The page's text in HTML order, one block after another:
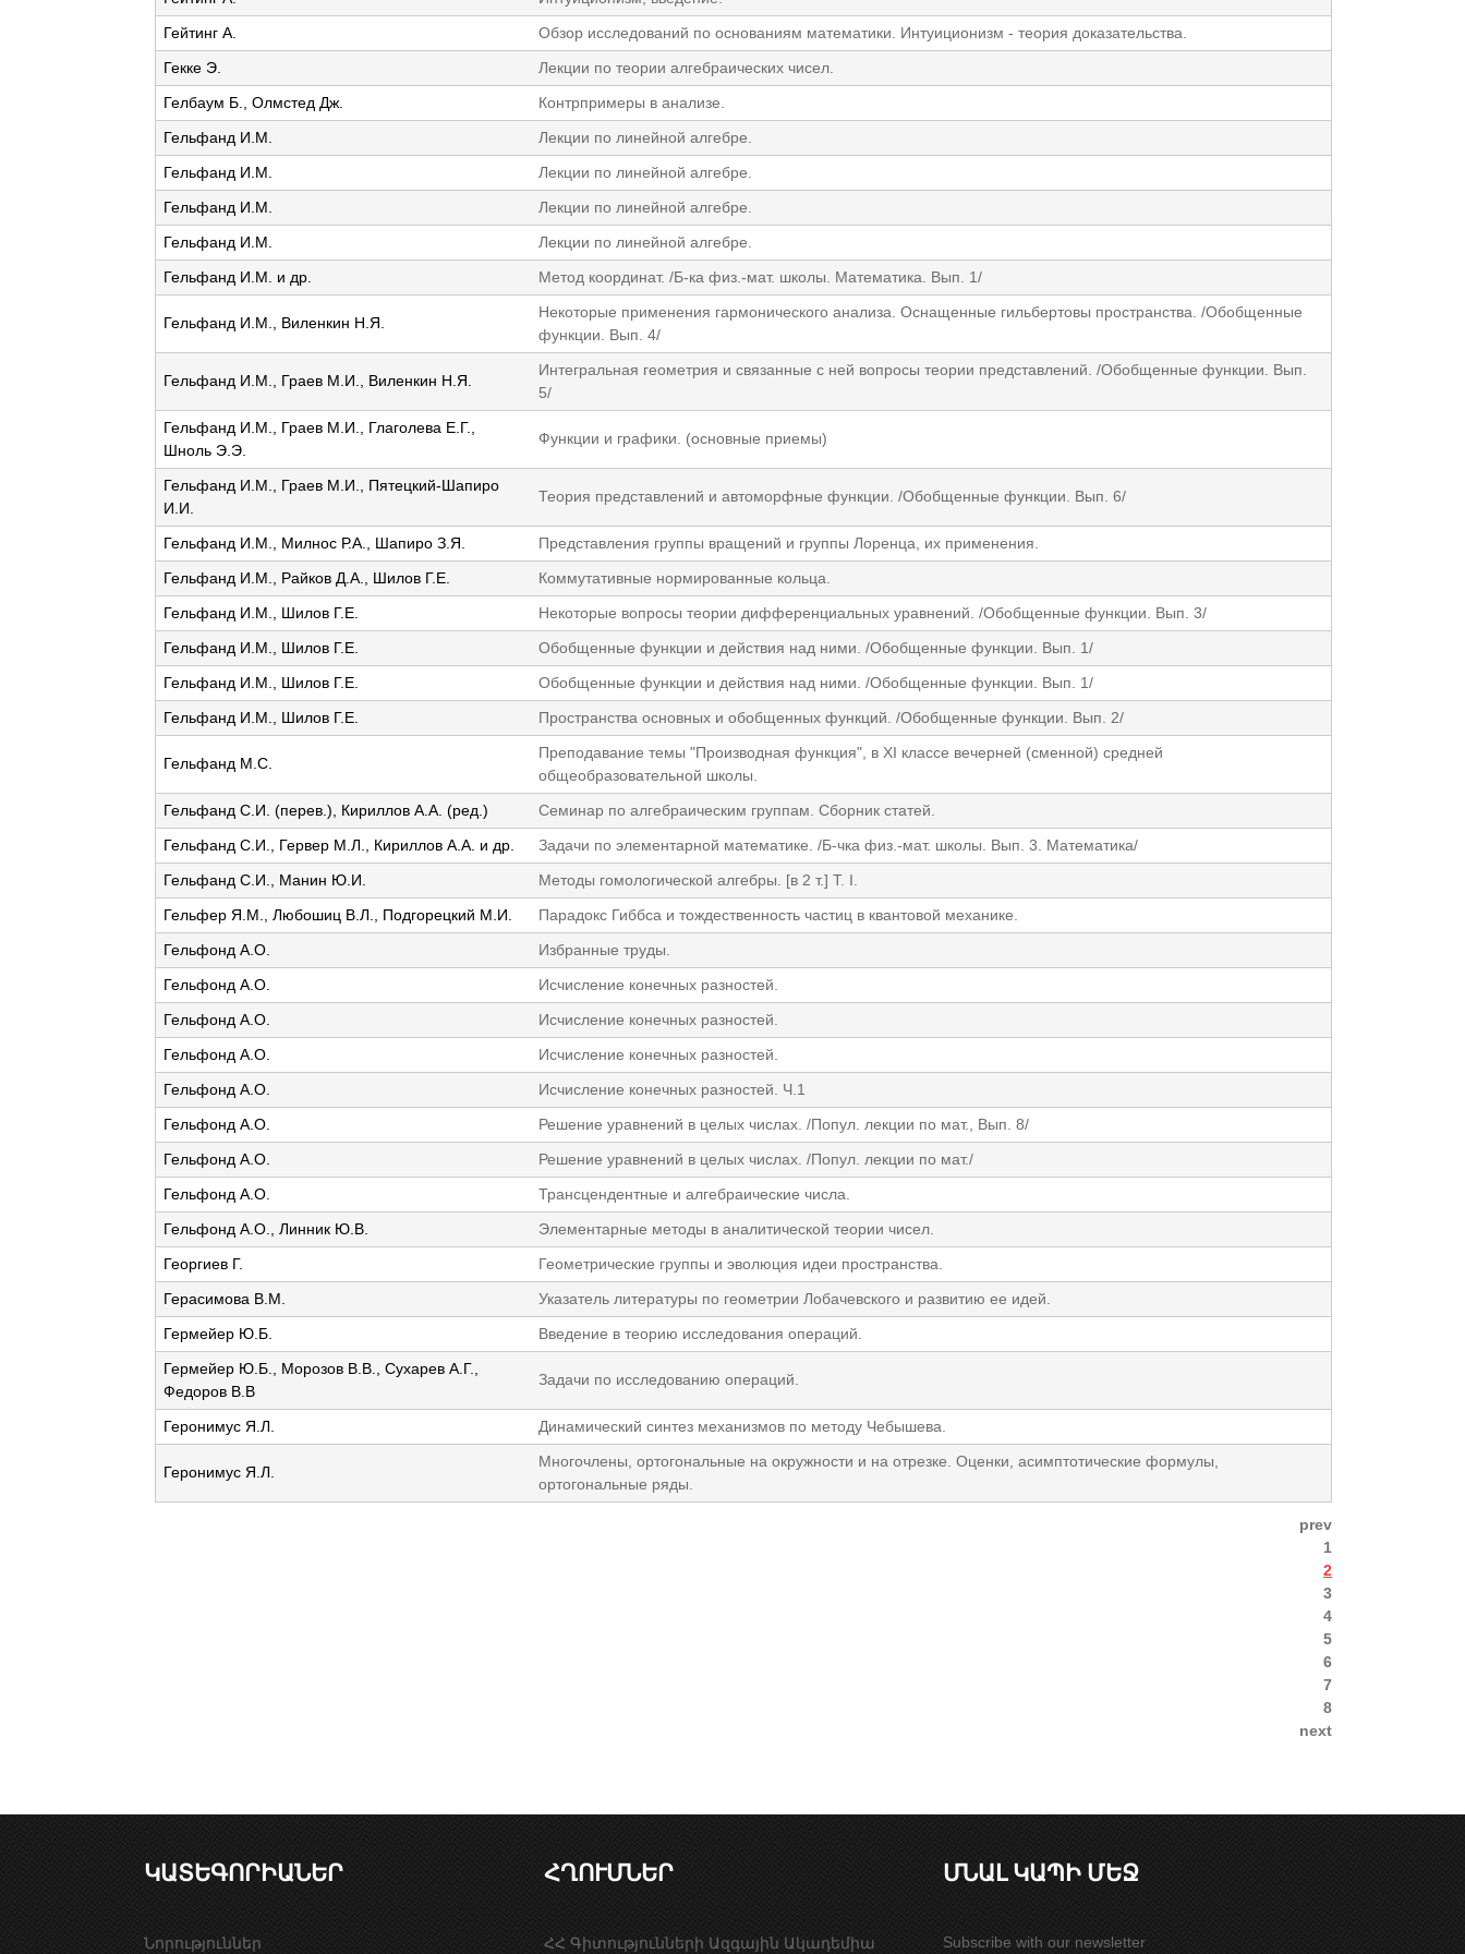
Гейтинг А.
Обзор исследований по основаниям математики. Интуиционизм - теория доказательства.
Гекке Э.
Лекции по теории алгебраических чисел.
Гелбаум Б., Олмстед Дж.
Контрпримеры в анализе.
Гельфанд И.М.
Лекции по линейной алгебре.
Гельфанд И.М.
Лекции по линейной алгебре.
Гельфанд И.М.
Лекции по линейной алгебре.
Гельфанд И.М.
Лекции по линейной алгебре.
Гельфанд И.М. и др.
Метод координат. /Б-ка физ.-мат. школы. Математика. Вып. 1/
Гельфанд И.М., Виленкин Н.Я.
Некоторые применения гармонического анализа. Оснащенные гильбертовы пространства. /Обобщенные
функции. Вып. 4/
Гельфанд И.М., Граев М.И., Виленкин Н.Я.
Интегральная геометрия и связанные с ней вопросы теории представлений. /Обобщенные функции. Вып.
5/
Гельфанд И.М., Граев М.И., Глаголева Е.Г.,
Шноль Э.Э.
Функции и графики. (основные приемы)
Гельфанд И.М., Граев М.И., Пятецкий-Шапиро
И.И.
Теория представлений и автоморфные функции. /Обобщенные функции. Вып. 6/
Гельфанд И.М., Милнос Р.А., Шапиро З.Я.
Представления группы вращений и группы Лоренца, их применения.
Гельфанд И.М., Райков Д.А., Шилов Г.Е.
Коммутативные нормированные кольца.
Гельфанд И.М., Шилов Г.Е.
Некоторые вопросы теории дифференциальных уравнений. /Обобщенные функции. Вып. 3/
Гельфанд И.М., Шилов Г.Е.
Обобщенные функции и действия над ними. /Обобщенные функции. Вып. 1/
Гельфанд И.М., Шилов Г.Е.
Обобщенные функции и действия над ними. /Обобщенные функции. Вып. 1/
Гельфанд И.М., Шилов Г.Е.
Пространства основных и обобщенных функций. /Обобщенные функции. Вып. 2/
Гельфанд М.С.
Преподавание темы "Производная функция", в XI классе вечерней (сменной) средней
общеобразовательной школы.
Гельфанд С.И. (перев.), Кириллов А.А. (ред.)
Семинар по алгебраическим группам. Сборник статей.
Гельфанд С.И., Гервер М.Л., Кириллов А.А. и др.
Задачи по элементарной математике. /Б-чка физ.-мат. школы. Вып. 3. Математика/
Гельфанд С.И., Манин Ю.И.
Методы гомологической алгебры. [в 2 т.] Т. I.
Гельфер Я.М., Любошиц В.Л., Подгорецкий М.И.
Парадокс Гиббса и тождественность частиц в квантовой механике.
Гельфонд А.О.
Избранные труды.
Гельфонд А.О.
Исчисление конечных разностей.
Гельфонд А.О.
Исчисление конечных разностей.
Гельфонд А.О.
Исчисление конечных разностей.
Гельфонд А.О.
Исчисление конечных разностей. Ч.1
Гельфонд А.О.
Решение уравнений в целых числах. /Попул. лекции по мат., Вып. 8/
Гельфонд А.О.
Решение уравнений в целых числах. /Попул. лекции по мат./
Гельфонд А.О.
Трансцендентные и алгебраические числа.
Гельфонд А.О., Линник Ю.В.
Элементарные методы в аналитической теории чисел.
Георгиев Г.
Геометрические группы и эволюция идеи пространства.
Герасимова В.М.
Указатель литературы по геометрии Лобачевского и развитию ее идей.
Гермейер Ю.Б.
Введение в теорию исследования операций.
Гермейер Ю.Б., Морозов В.В., Сухарев А.Г.,
Федоров В.В
Задачи по исследованию операций.
Геронимус Я.Л. Динамический синтез механизмов по методу Чебышева.
Геронимус Я.Л.
Многочлены, ортогональные на окружности и на отрезке. Оценки, асимптотические формулы,
ортогональные ряды.
prev
1
2
3
4
5
6
7
8
next
ԿԱՏԵԳՈՐԻԱՆԵՐ
Նորություններ
ՀՂՈՒՄՆԵՐ
ՀՀ Գիտությունների Ազգային Ակադեմիա
ՄՆԱԼ ԿԱՊԻ ՄԵՋ
Subscribe with our newsletter